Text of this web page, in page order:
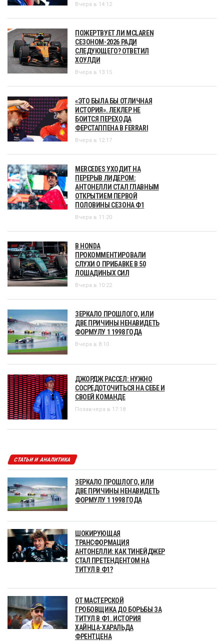
Вчера в 14:12
ПОЖЕРТВУЕТ ЛИ MCLAREN
СЕЗОНОМ-2026 РАДИ
СЛЕДУЮЩЕГО? ОТВЕТИЛ
ХОУЛДИ
Вчера в 13:15
«ЭТО БЫЛА БЫ ОТЛИЧНАЯ
ИСТОРИЯ». ЛЕКЛЕР НЕ
БОИТСЯ ПЕРЕХОДА
ФЕРСТАППЕНА В FERRARI
Вчера в 12:17
MERCEDES УХОДИТ НА
ПЕРЕРЫВ ЛИДЕРОМ:
АНТОНЕЛЛИ СТАЛ ГЛАВНЫМ
ОТКРЫТИЕМ ПЕРВОЙ
ПОЛОВИНЫ СЕЗОНА Ф1
Вчера в 11:20
В HONDA
ПРОКОММЕНТИРОВАЛИ
СЛУХИ О ПРИБАВКЕ В 50
ЛОШАДИНЫХ СИЛ
Вчера в 10:22
ЗЕРКАЛО ПРОШЛОГО, ИЛИ
ДВЕ ПРИЧИНЫ НЕНАВИДЕТЬ
ФОРМУЛУ 1 1998 ГОДА
Вчера в 8:10
ДЖОРДЖ РАССЕЛ: НУЖНО
СОСРЕДОТОЧИТЬСЯ НА СЕБЕ И
СВОЕЙ КОМАНДЕ
Позавчера в 17:18
СТАТЬИ И АНАЛИТИКА
ЗЕРКАЛО ПРОШЛОГО, ИЛИ
ДВЕ ПРИЧИНЫ НЕНАВИДЕТЬ
ФОРМУЛУ 1 1998 ГОДА
ШОКИРУЮЩАЯ
ТРАНСФОРМАЦИЯ
АНТОНЕЛЛИ: КАК ТИНЕЙДЖЕР
СТАЛ ПРЕТЕНДЕНТОМ НА
ТИТУЛ В Ф1?
ОТ МАСТЕРСКОЙ
ГРОБОВЩИКА ДО БОРЬБЫ ЗА
ТИТУЛ В Ф1. ИСТОРИЯ
ХАЙНЦА-ХАРАЛЬДА
ФРЕНТЦЕНА